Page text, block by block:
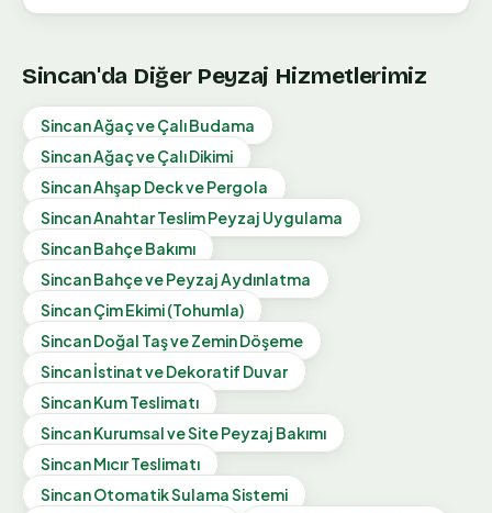
Sincan'da Diğer Peyzaj Hizmetlerimiz
SincanAğaç ve Çalı Budama
SincanAğaç ve Çalı Dikimi
SincanAhşap Deck ve Pergola
SincanAnahtar Teslim Peyzaj Uygulama
SincanBahçe Bakımı
SincanBahçe ve Peyzaj Aydınlatma
SincanÇim Ekimi (Tohumla)
SincanDoğal Taş ve Zemin Döşeme
Sincanİstinat ve Dekoratif Duvar
SincanKum Teslimatı
SincanKurumsal ve Site Peyzaj Bakımı
SincanMıcır Teslimatı
SincanOtomatik Sulama Sistemi